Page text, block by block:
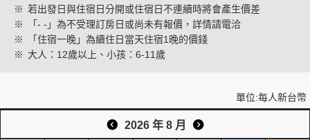
※ 若出發日與住宿日分開或住宿日不連續時將會產生價差
※
「- -」為不受理訂房日或尚未有報價，詳情請電洽
※
「住宿一晚」為續住日當天住宿1晚的價錢
※ 大人：12歲以上、小孩：6-11歲
單位:每人新台幣
2026 年 8 月